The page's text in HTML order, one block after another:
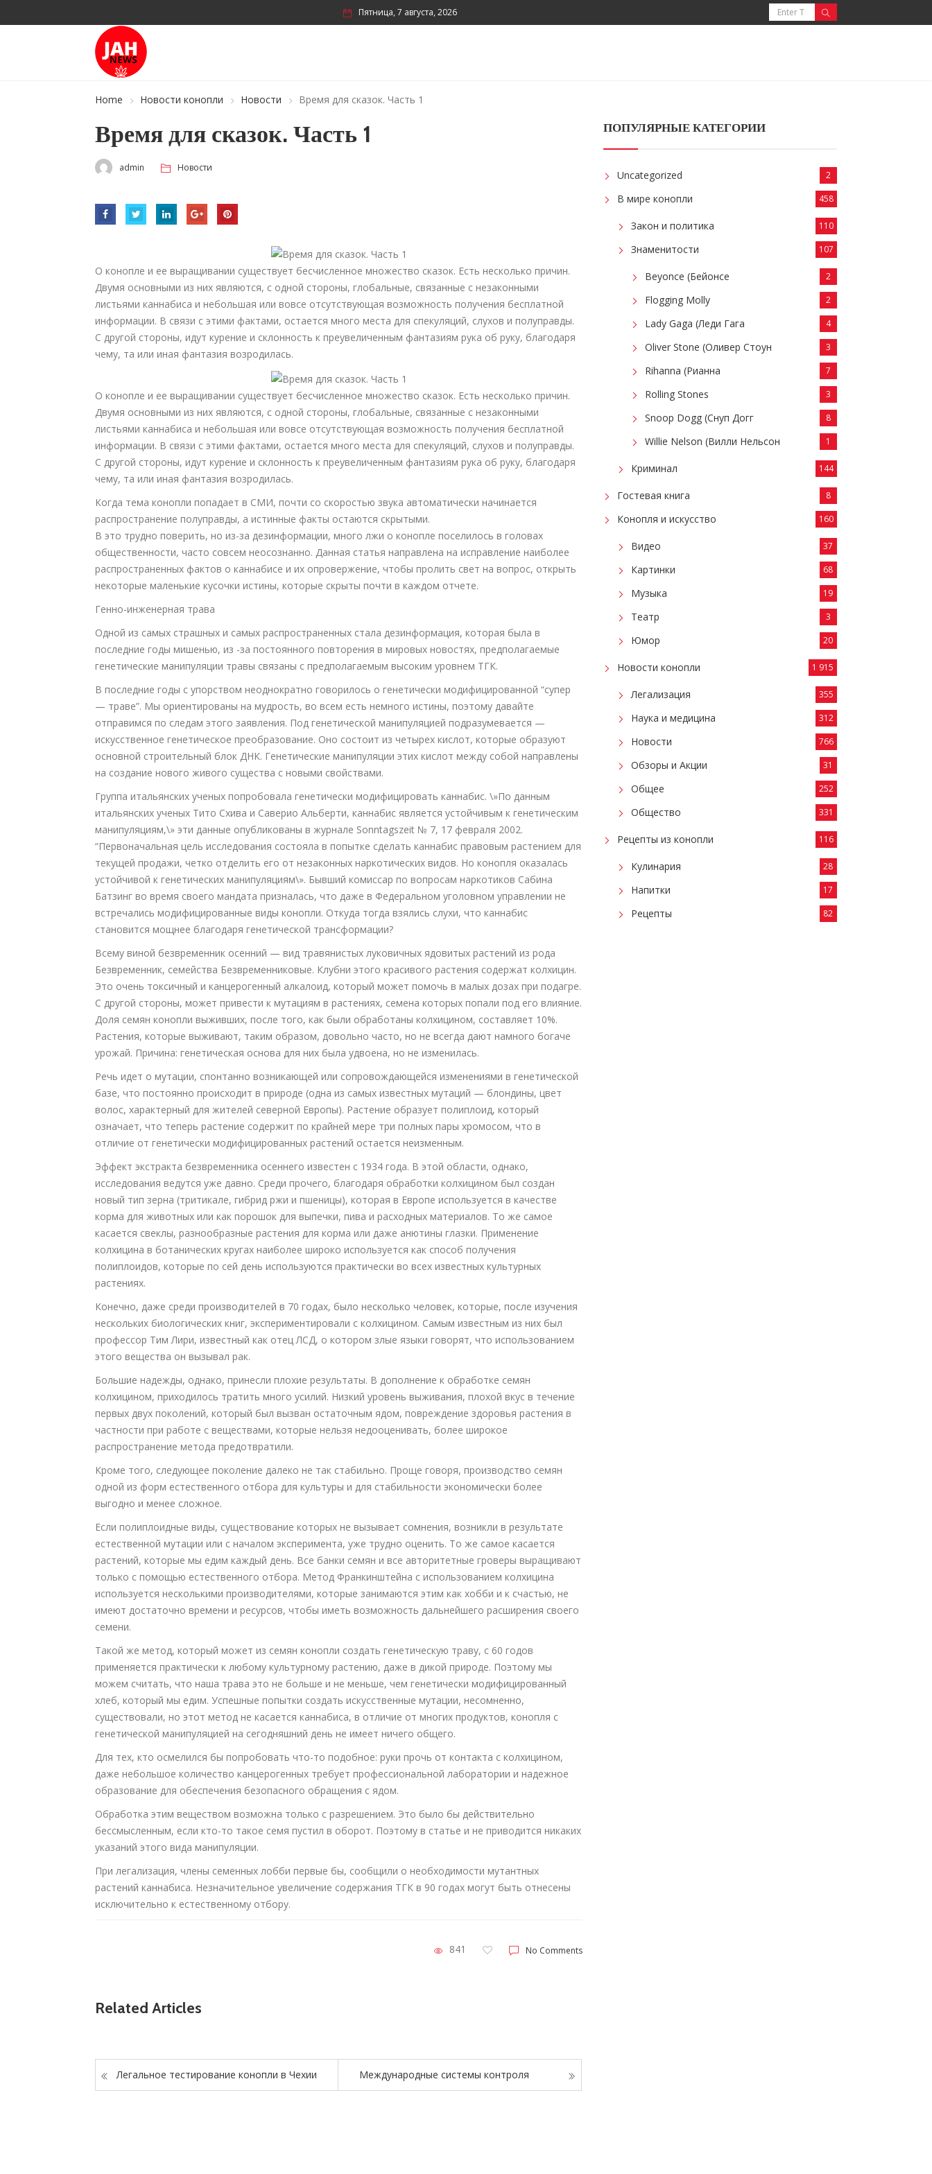
Пятница, 7 августа, 2026
Home Новости конопли Новости Время для сказок. Часть 1
Время для сказок. Часть 1
admin Новости
О конопле и ее выращивании существует бесчисленное множество сказок. Есть несколько причин.
Двумя основными из них являются, с одной стороны, глобальные, связанные с незаконными
листьями каннабиса и небольшая или вовсе отсутствующая возможность получения бесплатной
информации. В связи с этими фактами, остается много места для спекуляций, слухов и полуправды.
С другой стороны, идут курение и склонность к преувеличенным фантазиям рука об руку, благодаря
чему, та или иная фантазия возродилась.
О конопле и ее выращивании существует бесчисленное множество сказок. Есть несколько причин.
Двумя основными из них являются, с одной стороны, глобальные, связанные с незаконными
листьями каннабиса и небольшая или вовсе отсутствующая возможность получения бесплатной
информации. В связи с этими фактами, остается много места для спекуляций, слухов и полуправды.
С другой стороны, идут курение и склонность к преувеличенным фантазиям рука об руку, благодаря
чему, та или иная фантазия возродилась.
Когда тема конопли попадает в СМИ, почти со скоростью звука автоматически начинается
распространение полуправды, а истинные факты остаются скрытыми.
В это трудно поверить, но из-за дезинформации, много лжи о конопле поселилось в головах
общественности, часто совсем неосознанно. Данная статья направлена ​​на исправление наиболее
распространенных фактов о каннабисе и их опровержение, чтобы пролить свет на вопрос, открыть
некоторые маленькие кусочки истины, которые скрыты почти в каждом отчете.
Генно-инженерная трава
Одной из самых страшных и самых распространенных стала дезинформация, которая была в
последние годы мишенью, из -за постоянного повторения в мировых новостях, предполагаемые
генетические манипуляции травы связаны с предполагаемым высоким уровнем TГК.
В последние годы с упорством неоднократно говорилось о генетически модифицированной “супер
— траве”. Мы ориентированы на мудрость, во всем есть немного истины, поэтому давайте
отправимся по следам этого заявления. Под генетической манипуляцией подразумевается —
искусственное генетическое преобразование. Оно состоит из четырех кислот, которые образуют
основной строительный блок ДНК. Генетические манипуляции этих кислот между собой направлены
на создание нового живого существа с новыми свойствами.
Группа итальянских ученых попробовала генетически модифицировать каннабис. \»По данным
итальянских ученых Тито Схива и Саверио Альберти, каннабис является устойчивым к генетическим
манипуляциям,\» эти данные опубликованы в журнале Sonntagszeit № 7, 17 февраля 2002.
“Первоначальная цель исследования состояла в попытке сделать каннабис правовым растением для
текущей продажи, четко отделить его от незаконных наркотических видов. Но конопля оказалась
устойчивой к генетических манипуляциям\». Бывший комиссар по вопросам наркотиков Сабина
Батзинг во время своего мандата призналась, что даже в Федеральном уголовном управлении не
встречались модифицированные виды конопли. Откуда тогда взялись слухи, что каннабис
становится мощнее благодаря генетической трансформации?
Всему виной безвременник осенний — вид травянистых луковичных ядовитых растений из рода
Безвременник, семейства Безвременниковые. Клубни этого красивого растения содержат колхицин.
Это очень токсичный и канцерогенный алкалоид, который может помочь в малых дозах при подагре.
С другой стороны, может привести к мутациям в растениях, семена которых попали под его влияние.
Доля семян конопли выживших, после того, как были обработаны колхицином, составляет 10%.
Растения, которые выживают, таким образом, довольно часто, но не всегда дают намного богаче
урожай. Причина: генетическая основа для них была удвоена, но не изменилась.
Речь идет о мутации, спонтанно возникающей или сопровождающейся изменениями в генетической
базе, что постоянно происходит в природе (одна из самых известных мутаций — блондины, цвет
волос, характерный для жителей северной Европы). Растение образует полиплоид, который
означает, что теперь растение содержит по крайней мере три полных пары хромосом, что в
отличие от генетически модифицированных растений остается неизменным.
Эффект экстракта безвременника осеннего известен с 1934 года. В этой области, однако,
исследования ведутся уже давно. Среди прочего, благодаря обработки колхицином был создан
новый тип зерна (тритикале, гибрид ржи и пшеницы), которая в Европе используется в качестве
корма для животных или как порошок для выпечки, пива и расходных материалов. То же самое
касается свеклы, разнообразные растения для корма или даже анютины глазки. Применение
колхицина в ботанических кругах наиболее широко используется как способ получения
полиплоидов, которые по сей день используются практически во всех известных культурных
растениях.
Конечно, даже среди производителей в 70 годах, было несколько человек, которые, после изучения
нескольких биологических книг, экспериментировали с колхицином. Самым известным из них был
профессор Тим Лири, известный как отец ЛСД, о котором злые языки говорят, что использованием
этого вещества он вызывал рак.
Большие надежды, однако, принесли плохие результаты. В дополнение к обработке семян
колхицином, приходилось тратить много усилий. Низкий уровень выживания, плохой вкус в течение
первых двух поколений, который был вызван остаточным ядом, повреждение здоровья растения в
частности при работе с веществами, которые нельзя недооценивать, более широкое
распространение метода предотвратили.
Кроме того, следующее поколение далеко не так стабильно. Проще говоря, производство семян
одной из форм естественного отбора для культуры и для стабильности экономически более
выгодно и менее сложное.
Если полиплоидные виды, существование которых не вызывает сомнения, возникли в результате
естественной мутации или с началом эксперимента, уже трудно оценить. То же самое касается
растений, которые мы едим каждый день. Все банки семян и все авторитетные гроверы выращивают
только с помощью естественного отбора. Метод Франкинштейна с использованием колхицина
используется несколькими производителями, которые занимаются этим как хобби и к счастью, не
имеют достаточно времени и ресурсов, чтобы иметь возможность дальнейшего расширения своего
семени.
Такой же метод, который может из семян конопли создать генетическую траву, с 60 годов
применяется практически к любому культурному растению, даже в дикой природе. Поэтому мы
можем считать, что наша трава это не больше и не меньше, чем генетически модифицированный
хлеб, который мы едим. Успешные попытки создать искусственные мутации, несомненно,
существовали, но этот метод не касается каннабиса, в отличие от многих продуктов, конопля с
генетической манипуляцией на сегодняшний день не имеет ничего общего.
Для тех, кто осмелился бы попробовать что-то подобное: руки прочь от контакта с колхицином,
даже небольшое количество канцерогенных требует профессиональной лаборатории и надежное
образование для обеспечения безопасного обращения с ядом.
Обработка этим веществом возможна только с разрешением. Это было бы действительно
бессмысленным, если кто-то такое семя пустил в оборот. Поэтому в статье и не приводится никаких
указаний этого вида манипуляции.
При легализация, члены семенных лобби первые бы, сообщили о необходимости мутантных
растений каннабиса. Незначительное увеличение содержания ТГК в 90 годах могут быть отнесены
исключительно к естественному отбору.
841 No Comments
Related Articles
Легальное тестирование конопли в Чехии Международные системы контроля
ПОПУЛЯРНЫЕ КАТЕГОРИИ
Uncategorized 2
В мире конопли 458
Закон и политика 110
Знаменитости 107
Beyonce (Бейонсе 2
Flogging Molly 2
Lady Gaga (Леди Гага 4
Oliver Stone (Оливер Стоун 3
Rihanna (Рианна 7
Rolling Stones 3
Snoop Dogg (Снуп Догг 8
Willie Nelson (Вилли Нельсон 1
Криминал 144
Гостевая книга 8
Конопля и искусство 160
Видео 37
Картинки 68
Музыка 19
Театр 3
Юмор 20
Новости конопли 1 915
Легализация 355
Наука и медицина 312
Новости 766
Обзоры и Акции 31
Общее 252
Общество 331
Рецепты из конопли 116
Кулинария 28
Напитки 17
Рецепты 82